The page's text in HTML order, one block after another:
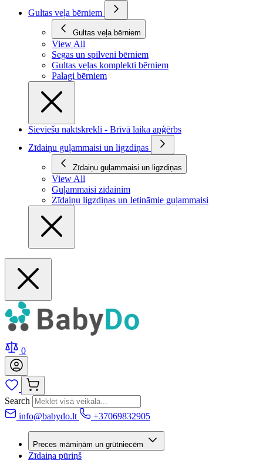
Gultas veļa bērniem
Gultas veļa bērniem
View All
Segas un spilveni bērniem
Gultas veļas komplekti bērniem
Palagi bērniem
Sieviešu naktskrekli - Brīvā laika apģērbs
Zīdaiņu guļammaisi un ligzdiņas
Zīdaiņu guļammaisi un ligzdiņas
View All
Guļammaisi zīdainim
Zīdaiņu ligzdiņas un Ietināmie guļammaisi
0
Search
info@babydo.lt
+37069832905
Preces māmiņām un grūtniecēm
Zīdaiņa pūriņš